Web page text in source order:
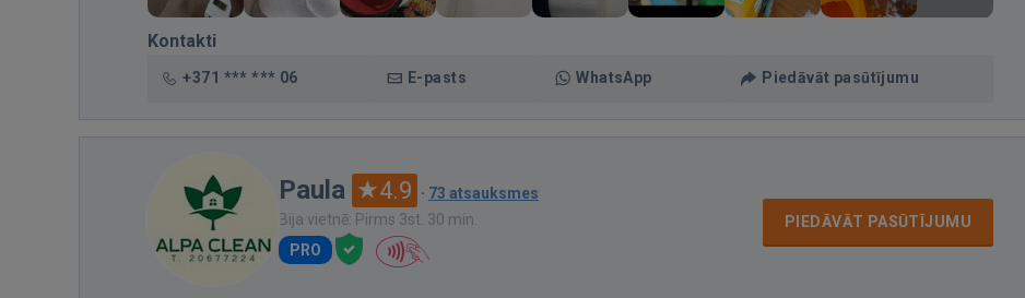
Kontakti
+371 *** *** 06 E-pasts WhatsApp Piedāvāt pasūtījumu
Paula 4.9 · 73 atsauksmes
Bija vietnē: Pirms 3st. 30 min.
PRO
PIEDĀVĀT PASŪTĪJUMU